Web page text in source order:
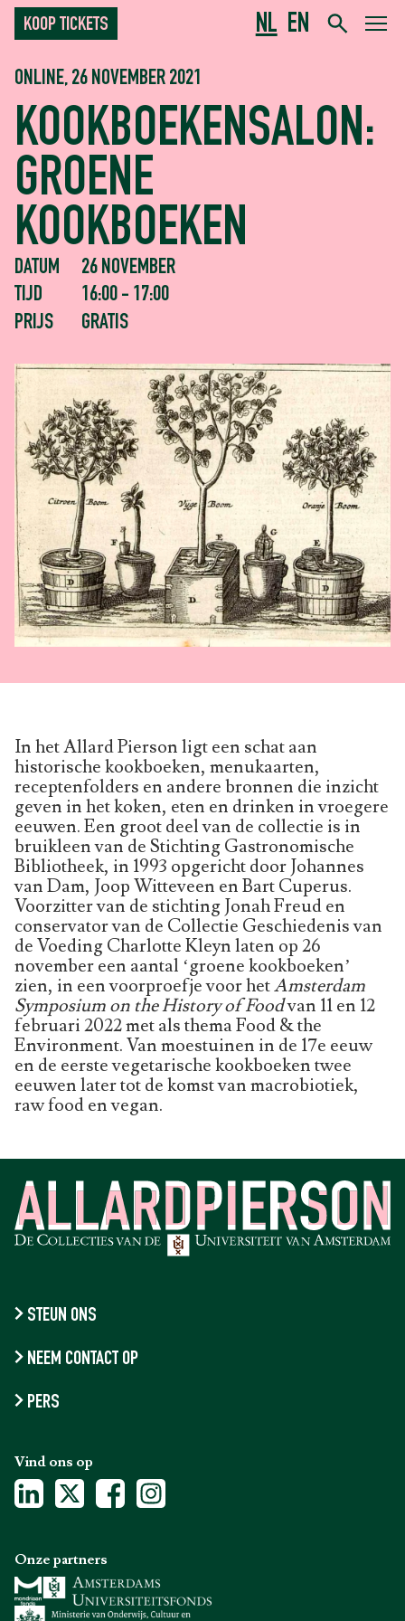
NL EN
KOOP TICKETS
ONLINE, 26 NOVEMBER 2021
KOOKBOEKENSALON:
GROENE
KOOKBOEKEN
DATUM
26 NOVEMBER
TIJD
16:00 - 17:00
PRIJS
GRATIS
In het Allard Pierson ligt een schat aan
historische kookboeken, menukaarten,
receptenfolders en andere bronnen die inzicht
geven in het koken, eten en drinken in vroegere
eeuwen. Een groot deel van de collectie is in
bruikleen van de Stichting Gastronomische
Bibliotheek, in 1993 opgericht door Johannes
van Dam, Joop Witteveen en Bart Cuperus.
Voorzitter van de stichting Jonah Freud en
conservator van de Collectie Geschiedenis van
de Voeding Charlotte Kleyn laten op 26
november een aantal ‘groene kookboeken’
zien, in een voorproefje voor hetAmsterdam
Symposium on the History of Foodvan 11 en 12
februari 2022 met als thema Food & the
Environment. Van moestuinen in de 17e eeuw
en de eerste vegetarische kookboeken twee
eeuwen later tot de komst van macrobiotiek,
raw food en vegan.
STEUN ONS
NEEM CONTACT OP
PERS
Vind ons op
Onze partners